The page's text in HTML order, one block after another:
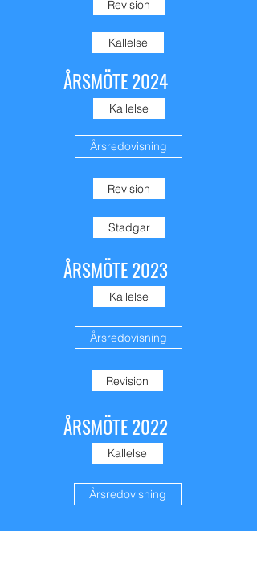
Revision
Kallelse
ÅRSMÖTE 2024
Kallelse
Årsredovisning
Revision
Stadgar
ÅRSMÖTE 2023
Kallelse
Årsredovisning
Revision
ÅRSMÖTE 2022
Kallelse
Årsredovisning